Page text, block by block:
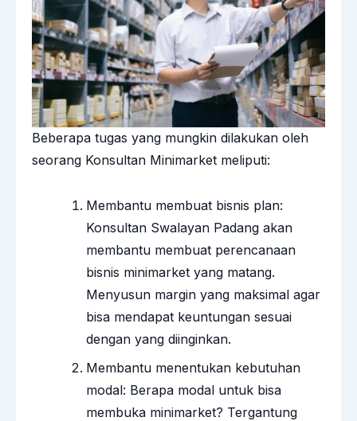
Beberapa tugas yang mungkin dilakukan oleh
seorang Konsultan Minimarket meliputi:
Membantu membuat bisnis plan:
Konsultan Swalayan Padang akan
membantu membuat perencanaan
bisnis minimarket yang matang.
Menyusun margin yang maksimal agar
bisa mendapat keuntungan sesuai
dengan yang diinginkan.
Membantu menentukan kebutuhan
modal: Berapa modal untuk bisa
membuka minimarket? Tergantung